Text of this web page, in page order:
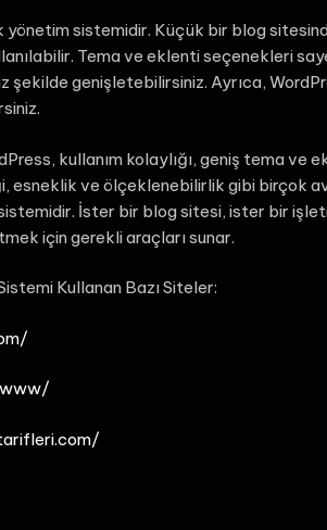
yönetim sistemidir. Küçük bir blog
Tema ve eklenti seçenekleri
genişletebilirsiniz. Ayrıca,
kullanım kolaylığı, geniş tema ve
esneklik ve ölçeklenebilirlik gibi birçok
İster bir blog sitesi, ister bir
için gerekli araçları sunar.
Kullanan Bazı Siteler: